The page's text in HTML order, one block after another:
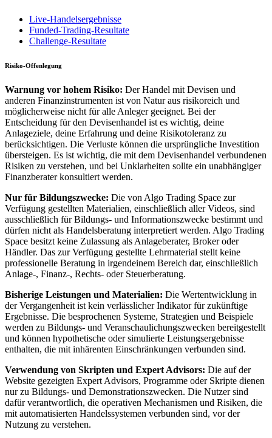
Live-Handelsergebnisse
Funded-Trading-Resultate
Challenge-Resultate
Risiko-Offenlegung
Warnung vor hohem Risiko: Der Handel mit Devisen und
anderen Finanzinstrumenten ist von Natur aus risikoreich und
möglicherweise nicht für alle Anleger geeignet. Bei der
Entscheidung für den Devisenhandel ist es wichtig, deine
Anlageziele, deine Erfahrung und deine Risikotoleranz zu
berücksichtigen. Die Verluste können die ursprüngliche Investition
übersteigen. Es ist wichtig, die mit dem Devisenhandel verbundenen
Risiken zu verstehen, und bei Unklarheiten sollte ein unabhängiger
Finanzberater konsultiert werden.
Nur für Bildungszwecke: Die von Algo Trading Space zur
Verfügung gestellten Materialien, einschließlich aller Videos, sind
ausschließlich für Bildungs- und Informationszwecke bestimmt und
dürfen nicht als Handelsberatung interpretiert werden. Algo Trading
Space besitzt keine Zulassung als Anlageberater, Broker oder
Händler. Das zur Verfügung gestellte Lehrmaterial stellt keine
professionelle Beratung in irgendeinem Bereich dar, einschließlich
Anlage-, Finanz-, Rechts- oder Steuerberatung.
Bisherige Leistungen und Materialien: Die Wertentwicklung in
der Vergangenheit ist kein verlässlicher Indikator für zukünftige
Ergebnisse. Die besprochenen Systeme, Strategien und Beispiele
werden zu Bildungs- und Veranschaulichungszwecken bereitgestellt
und können hypothetische oder simulierte Leistungsergebnisse
enthalten, die mit inhärenten Einschränkungen verbunden sind.
Verwendung von Skripten und Expert Advisors: Die auf der
Website gezeigten Expert Advisors, Programme oder Skripte dienen
nur zu Bildungs- und Demonstrationszwecken. Die Nutzer sind
dafür verantwortlich, die operativen Mechanismen und Risiken, die
mit automatisierten Handelssystemen verbunden sind, vor der
Nutzung zu verstehen.